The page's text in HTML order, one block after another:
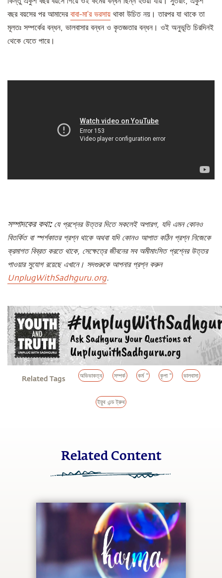
বছর বয়সের পর আমাদের বাবা-মা’র ভরসায় থাকা উচিত নয়। তারপর যা থাকে তা
মূলতঃ সম্পর্কের বন্ধন, ভালবাসার বন্ধন ও কৃতজ্ঞতার বন্ধন। ওই অনুভূতি চিরদিনই
থেকে যেতে পারে।
সম্পাদকের কথা: যে প্রশ্নের উত্তর দিতে সকলেই অপারগ, যদি এমন কোনও
বিতর্কিত বা স্পর্শকাতর প্রশ্ন থাকে অথবা যদি কোনও আপাত কঠিন প্রশ্ন নিজেকে
ক্রমাগত বিব্রত করতে থাকে, সেক্ষেত্রে জীবনের সব অমীমাংসিত প্রশ্নের উত্তর
পাওয়ার সুযোগ রয়েছে এখানে। সদগুরুকে আপনার প্রশ্ন করুন
UnplugWithSadhguru.org.
Related Tags অভিভাকত্ব সম্পর্ক কর্ম " কৃপা " ভালবাসা
ইয়ুথ এন্ড ট্রুথ
Related Content